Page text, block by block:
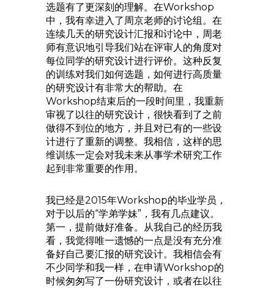
选题有了更深刻的理解。在Workshop
中，我有幸进入了周京老师的讨论组。在
连续几天的研究设计汇报和讨论中，周老
师有意识地引导我们站在评审人的角度对
每位同学的研究设计进行评价。这种反复
的训练对我们如何选题，如何进行高质量
的研究设计有非常大的帮助。在
Workshop结束后的一段时间里，我重新
审视了以往的研究设计，很快看到了之前
做得不到位的地方，并且对已有的一些设
计进行了重新的调整。我相信，这样的思
维训练一定会对我未来从事学术研究工作
起到非常重要的作用。
我已经是2015年Workshop的毕业学员，
对于以后的“学弟学妹”，我有几点建议。
第一，提前做好准备。从我自己的经历我
看，我觉得唯一遗憾的一点是没有充分准
备好自己要汇报的研究设计。我相信会有
不少同学和我一样，在申请Workshop的
时候匆匆写了一份研究设计，或者在以往